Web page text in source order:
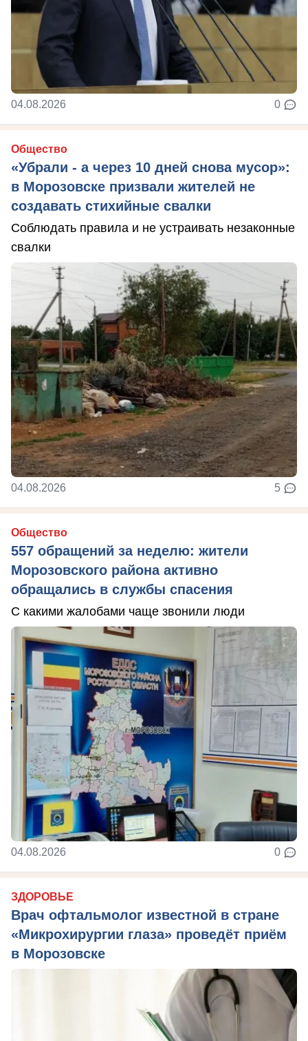
04.08.2026 0
Общество
«Убрали - а через 10 дней снова мусор»:
в Морозовске призвали жителей не
создавать стихийные свалки
Соблюдать правила и не устраивать незаконные
свалки
04.08.2026 5
Общество
557 обращений за неделю: жители
Морозовского района активно
обращались в службы спасения
С какими жалобами чаще звонили люди
04.08.2026 0
ЗДОРОВЬЕ
Врач офтальмолог известной в стране
«Микрохирургии глаза» проведёт приём
в Морозовске